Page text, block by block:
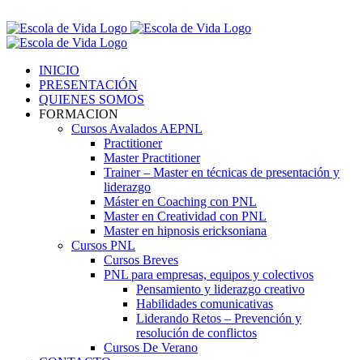
al
contenido
Facebook
Instagram
LinkedIn
INICIO
PRESENTACIÓN
QUIENES SOMOS
FORMACION
Cursos Avalados AEPNL
Practitioner
Master Practitioner
Trainer – Master en técnicas de presentación y
liderazgo
Máster en Coaching con PNL
Master en Creatividad con PNL
Master en hipnosis ericksoniana
Cursos PNL
Cursos Breves
PNL para empresas, equipos y colectivos
Pensamiento y liderazgo creativo
Habilidades comunicativas
Liderando Retos – Prevención y
resolución de conflictos
Cursos De Verano